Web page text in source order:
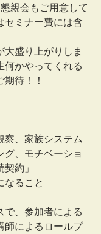
親会もご用意して
セミナー費には含
大盛り上がりしま
何かやってくれる
待！！
察、家族システム
グ、モチベーショ
約」
なること
で、参加者による
師によるロールプ